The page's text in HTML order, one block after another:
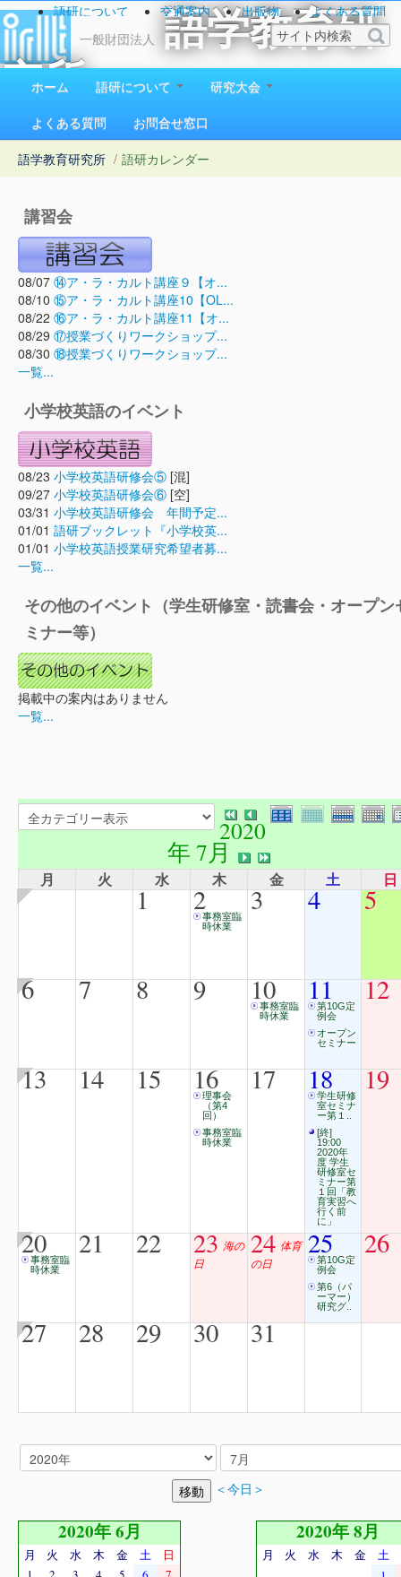
一般財団法人
語学教育研
究所
1923（大正12）年創立
語研について 交通案内 出版物
よくある質問
お問い合わせ
ホーム 語研について
研究大会
よくある質問
お問合せ窓口
語学教育研究所 / 語研カレンダー
講習会
08/07 ⑭ア・ラ・カルト講座９【オ...
08/10 ⑮ア・ラ・カルト講座10【OL...
08/22 ⑯ア・ラ・カルト講座11【オ...
08/29 ⑰授業づくりワークショップ...
08/30 ⑱授業づくりワークショップ...
一覧...
小学校英語のイベント
08/23 小学校英語研修会⑤ [混]
09/27 小学校英語研修会⑥ [空]
03/31 小学校英語研修会 年間予定...
01/01 語研ブックレット『小学校英...
01/01 小学校英語授業研究希望者募...
一覧...
その他のイベント（学生研修室・読書会・オープン
ミナー等）
掲載中の案内はありません
一覧...
2020
年 7月
月 火 水 木 金 土 日
1 2事務室臨
時休業
3 4 5
6 7 8 9 10
事務室臨
時休業
11
第10G定
例会
オープン
セミナー
12
13 14 15 16
理事会
（第4
回）
事務室臨
時休業
17 18
学生研修
室セミナ
ー第１..
[終]
19:00
2020年
度 学生
研修室セ
ミナー第
１回「教
育実習へ
行く前
に」
19
20
事務室臨
時休業
21 22 23 海の
日
24 体育
の日
25
第10G定
例会
第6（パ
ーマー）
研究グ..
26
27 28 29 30 31
＜今日＞
2020年 6月
月 火 水 木 金 土
日
2020年 8月
月 火 水 木 金 土